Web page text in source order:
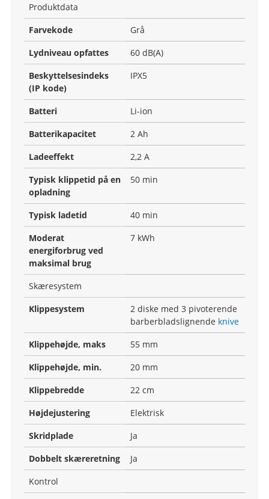
Produktdata
Farvekode
Grå
Lydniveau opfattes
60 dB(A)
Beskyttelsesindeks
(IP kode)
IPX5
Batteri
Li-ion
Batterikapacitet
2 Ah
Ladeeffekt
2,2 A
Typisk klippetid på en
opladning
50 min
Typisk ladetid
40 min
Moderat
energiforbrug ved
maksimal brug
7 kWh
Skæresystem
Klippesystem
2 diske med 3 pivoterende
barberbladslignende knive
Klippehøjde, maks
55 mm
Klippehøjde, min.
20 mm
Klippebredde
22 cm
Højdejustering
Elektrisk
Skridplade
Ja
Dobbelt skæreretning
Ja
Kontrol